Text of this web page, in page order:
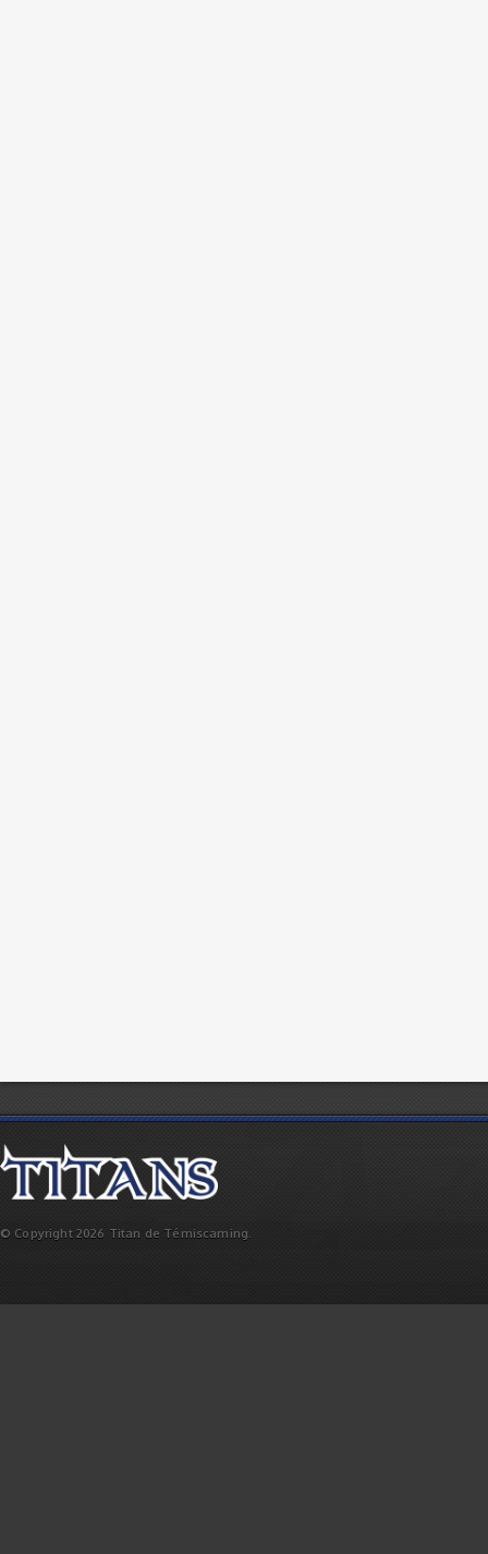
© Copyright 2026 Titan de Témiscaming.